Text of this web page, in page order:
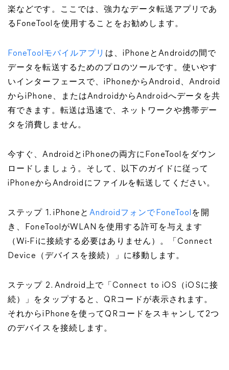
楽などです。ここでは、強力なデータ転送アプリであ
るFoneToolを使用することをお勧めします。
FoneToolモバイルアプリ は、iPhoneとAndroidの間で
データを転送するためのプロのツールです。使いやす
いインターフェースで、iPhoneからAndroid、Android
からiPhone、またはAndroidからAndroidへデータを共
有できます。転送は迅速で、ネットワークや携帯デー
タを消費しません。
今すぐ、AndroidとiPhoneの両方にFoneToolをダウン
ロードしましょう。そして、以下のガイドに従って
iPhoneからAndroidにファイルを転送してください。
ステップ 1. iPhoneと AndroidフォンでFoneTool を開
き、FoneToolがWLANを使用する許可を与えます
（Wi-Fiに接続する必要はありません）。「Connect
Device（デバイスを接続）」に移動します。
ステップ 2. Android上で「Connect to iOS（iOSに接
続）」をタップすると、QRコードが表示されます。
それからiPhoneを使ってQRコードをスキャンして2つ
のデバイスを接続します。